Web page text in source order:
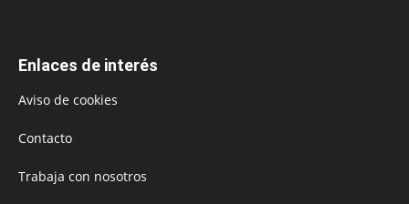
Enlaces de interés
Aviso de cookies
Contacto
Trabaja con nosotros